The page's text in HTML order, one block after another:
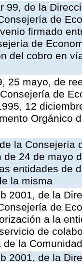
99, de la
de
firmado
de
del cobro en
25 mayo, de
de
12
Orgánico
la Consejería
de 24 de mayo
entidades de
la misma
2001, de la
de
a la
de
la
2001, de la